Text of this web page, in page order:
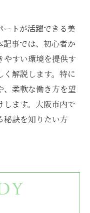
トが活躍できる美
事では、初心者か
やすい環境を提供す
く解説します。特に
、柔軟な働き方を望
ます。大阪市内で
秘訣を知りたい方